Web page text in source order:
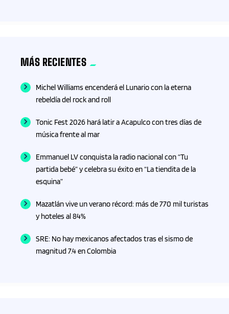
MÁS RECIENTES
Michel Williams encenderá el Lunario con la eterna
rebeldía del rock and roll
Tonic Fest 2026 hará latir a Acapulco con tres días de
música frente al mar
Emmanuel LV conquista la radio nacional con “Tu
partida bebé” y celebra su éxito en “La tiendita de la
esquina”
Mazatlán vive un verano récord: más de 770 mil turistas
y hoteles al 84%
SRE: No hay mexicanos afectados tras el sismo de
magnitud 7.4 en Colombia